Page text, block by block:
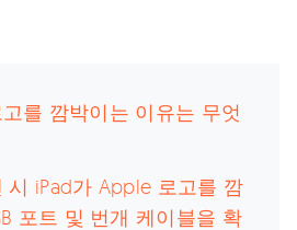
를 깜박이는 이유는 무엇
시 iPad가 Apple 로고를 깜
포트 및 번개 케이블을 확